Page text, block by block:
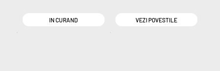
IN CURAND VEZI POVESTILE